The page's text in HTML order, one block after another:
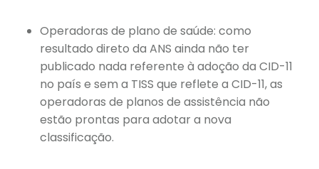
Operadoras de plano de saúde: como
resultado direto da ANS ainda não ter
publicado nada referente à adoção da CID-11
no país e sem a TISS que reflete a CID-11, as
operadoras de planos de assistência não
estão prontas para adotar a nova
classificação.